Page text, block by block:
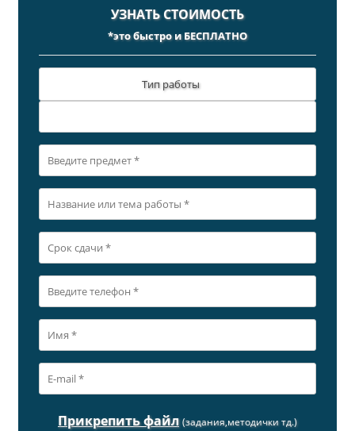
УЗНАТЬ СТОИМОСТЬ
*это быстро и БЕСПЛАТНО
Тип работы
Прикрепить файл (задания,методички тд.)